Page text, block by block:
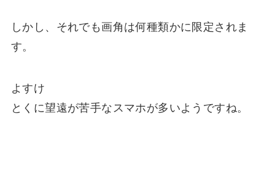
しかし、それでも画角は何種類かに限定されま
す。
よすけ
とくに望遠が苦手なスマホが多いようですね。